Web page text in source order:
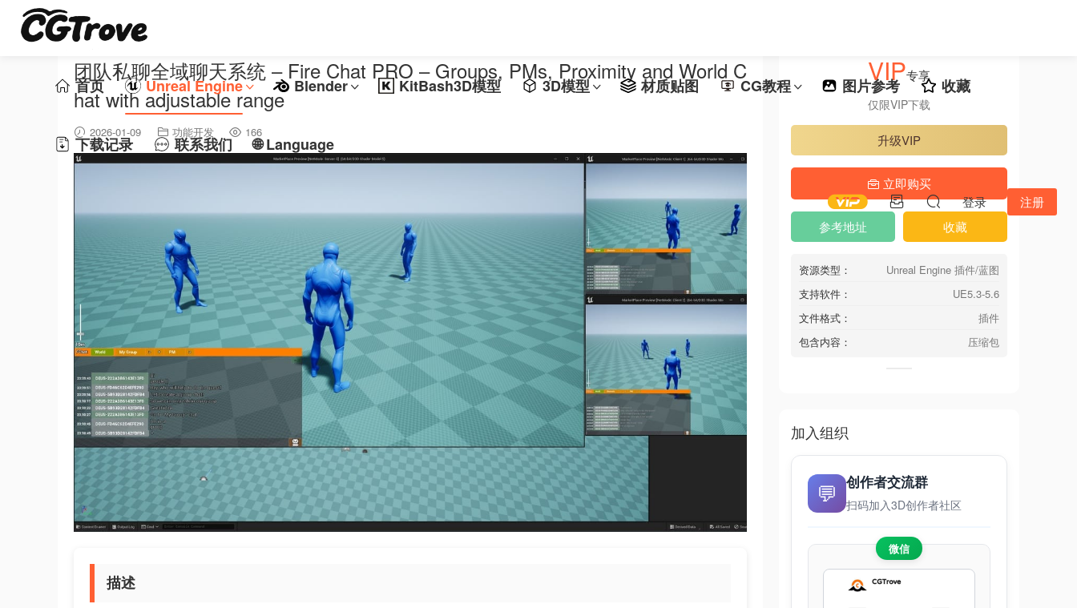
首页 Unreal Engine Blender KitBash3D模型 3D模型 材质贴图 CG教程 图片参考 收藏
下载记录 联系我们 🌐 Language
登录 注册
团队私聊全域聊天系统 – Fire Chat PRO – Groups, PMs, Proximity and World C
hat with adjustable range
2026-01-09 功能开发 166
描述
VIP专享
仅限VIP下载
升级VIP
立即购买
参考地址 收藏
资源类型：
Unreal Engine 插件/蓝图
支持软件：
UE5.3-5.6
文件格式：
插件
包含内容：
压缩包
加入组织
💬
创作者交流群
扫码加入3D创作者社区
微信